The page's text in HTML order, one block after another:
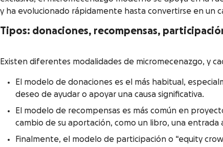
y ha evolucionado rápidamente hasta convertirse en un
Tipos: donaciones, recompensas,
Existen diferentes modalidades de micromecenazgo, y
El modelo de donaciones es el más habitual,
deseo de ayudar o apoyar una causa significativa.
El modelo de recompensas es más común en
cambio de su aportación, como un libro, una
Finalmente, el modelo de participación o “equity